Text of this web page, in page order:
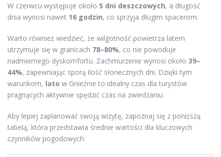
W czerwcu występuje około 5 dni deszczowych, a długość
dnia wynosi nawet 16 godzin, co sprzyja długim spacerom.
Warto również wiedzieć, że wilgotność powietrza latem
utrzymuje się w granicach 78–80%, co nie powoduje
nadmiernego dyskomfortu. Zachmurzenie wynosi około 39–
44%, zapewniając sporą ilość słonecznych dni. Dzięki tym
warunkom, lato w Gnieźnie to idealny czas dla turystów
pragnących aktywnie spędzić czas na zwiedzaniu.
Aby lepiej zaplanować swoją wizytę, zapoznaj się z poniższą
tabelą, która przedstawia średnie wartości dla kluczowych
czynników pogodowych: